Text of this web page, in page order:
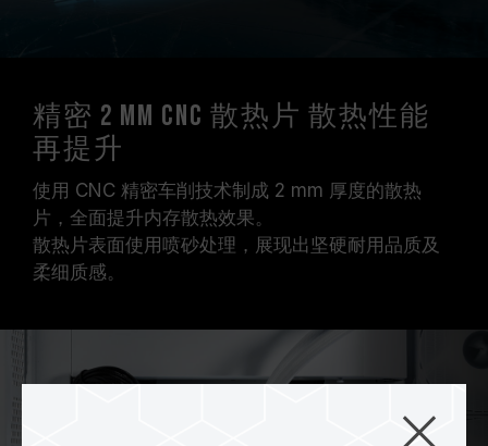
精密 2 mm CNC 散热片 散热性能
再提升
使用 CNC 精密车削技术制成 2 mm 厚度的散热
片，全面提升内存散热效果。
散热片表面使用喷砂处理，展现出坚硬耐用品质及
柔细质感。